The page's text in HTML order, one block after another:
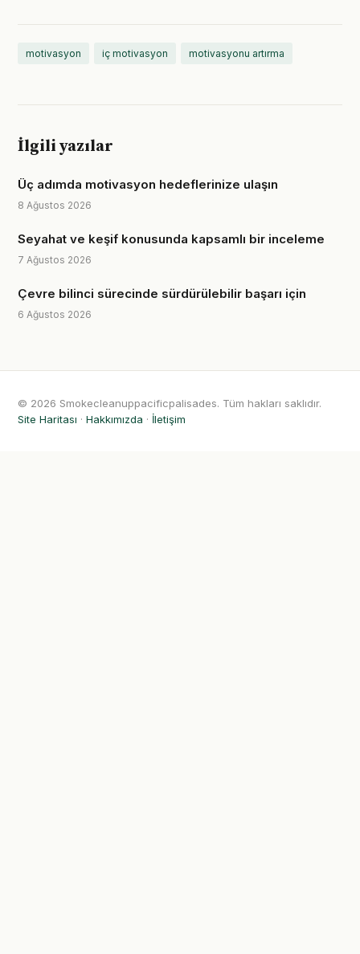
motivasyon iç motivasyon motivasyonu artırma
İlgili yazılar
Üç adımda motivasyon hedeflerinize ulaşın
8 Ağustos 2026
Seyahat ve keşif konusunda kapsamlı bir inceleme
7 Ağustos 2026
Çevre bilinci sürecinde sürdürülebilir başarı için
6 Ağustos 2026
© 2026 Smokecleanuppacificpalisades. Tüm hakları saklıdır.
Site Haritası · Hakkımızda · İletişim